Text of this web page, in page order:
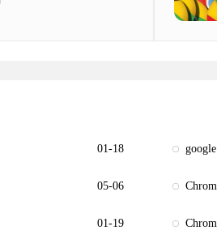
01-18
05-06
01-19